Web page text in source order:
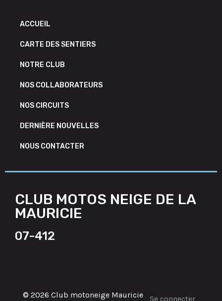
CLUB MOTOS NEIGE DE LA
MAURICIE
07-412
ACCUEIL
CARTE DES SENTIERS
NOTRE CLUB
NOS COLLABORATEURS
NOS CIRCUITS
DERNIÈRE NOUVELLES
NOUS CONTACTER
© 2026 Club motoneige Mauricie Se connecter